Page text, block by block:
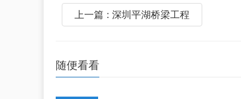
上一篇 : 深圳平湖桥梁工程
随便看看